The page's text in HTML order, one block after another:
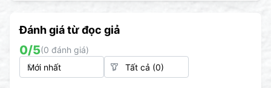
Đánh giá từ đọc giả
0/5(0 đánh giá)